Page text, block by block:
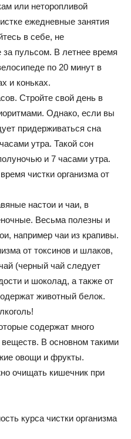
или неторопливой
ежедневные занятия
в себе, не
за пульсом. В летнее время
по 20 минут в
и коньках.
Стройте свой день в
Однако, если вы
придерживаться сна
утра. Такой сон
и 7 часами утра.
чистки организма от
настои и чаи, в
Весьма полезны и
например чаи из крапивы.
от токсинов и шлаков,
(черный чай следует
и шоколад, а также от
животный белок.
содержат много
В основном такими
овощи и фрукты.
очищать кишечник при
курса чистки организма